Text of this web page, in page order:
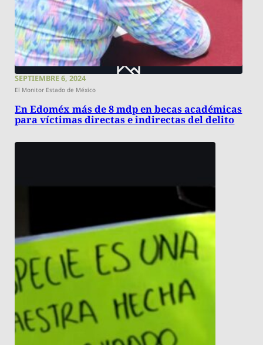
SEPTIEMBRE 6, 2024
El Monitor Estado de México
En Edoméx más de 8 mdp en becas académicas
para víctimas directas e indirectas del delito